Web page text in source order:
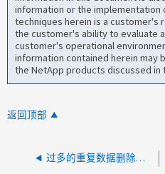
information or the implementation
techniques herein is a customer's
the customer's ability to evaluate
customer's operational
information contained herein may
the NetApp products discussed in
返回顶部
过多的重复数据删除作业可能会降低 ONTAP 系统中的可用 IOPS 并增加延迟